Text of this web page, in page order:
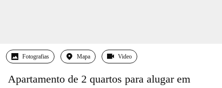
Fotografias Mapa Video
Apartamento de 2 quartos para alugar em